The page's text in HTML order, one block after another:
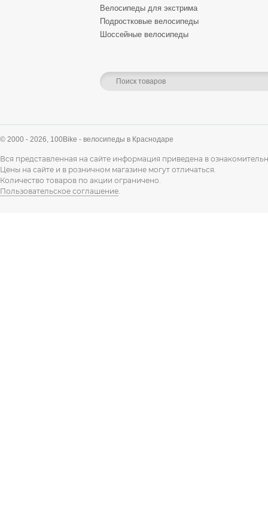
Велосипеды для экстрима
Подростковые велосипеды
Шоссейные велосипеды
© 2000 - 2026, 100Bike - велосипеды в Краснодаре
Вся представленная на сайте информация приведена в
Цены на сайте и в розничном магазине могут отличаться.
Количество товаров по акции ограничено.
Пользовательское соглашение.